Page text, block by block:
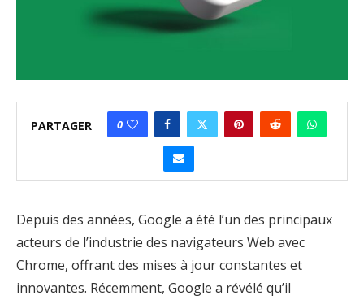
PARTAGER 0
Depuis des années, Google a été l’un des principaux
acteurs de l’industrie des navigateurs Web avec
Chrome, offrant des mises à jour constantes et
innovantes. Récemment, Google a révélé qu’il